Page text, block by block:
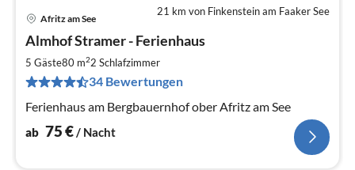
21 km von Finkenstein am Faaker See
Afritz am See
Almhof Stramer - Ferienhaus
5 Gäste80 m22 Schlafzimmer
34 Bewertungen
Ferienhaus am Bergbauernhof ober Afritz am See
ab 75€ / Nacht